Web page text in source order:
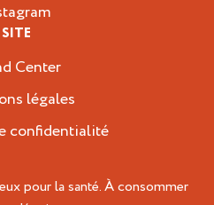
SITE
Center
légales
confidentialité
pour la santé. À consommer